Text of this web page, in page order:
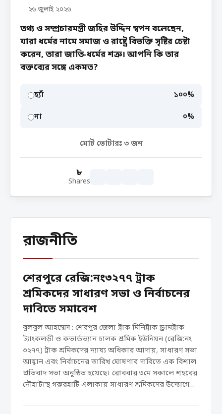
২৬ জুলাই ২০২৬
তথ্য ও সম্প্রচারমন্ত্রী জহির উদ্দিন স্বপন বলেছেন,
যারা ধর্মের নামে সমাজ ও রাষ্ট্রে বিভক্তি সৃষ্টির চেষ্টা
করেন, তারা জাতি-ধর্মের শত্রু। আপনি কি তার
বক্তব্যের সঙ্গে একমত?
হ্যাঁ ১০০%
না ০%
মোট ভোটারঃ ৩জন
৮
Shares
রাজনীতি
শেরপুরে রেজি:নং৩২৭৭ ট্রাক
শ্রমিকদের সাধারণ সভা ও নির্বাচনের
দাবিতে সমাবেশ
বুলবুল আহম্মেদ : শেরপুর জেলা ট্রাক মিনিট্রাক ড্রামট্রাক
ট্যাংকলড়ী ও কভার্ডভ্যান চালক শ্রমিক ইউনিয়ন (রেজি:নং
৩২৭৭) ট্রাক শ্রমিকদের ন্যায্য অধিকার আদায়, সাধারণ সভা
আহ্বান এবং নির্বাচনের তারিখ ঘোষণার দাবিতে এক বিশাল
প্রতিবাদ সভা অনুষ্ঠিত হয়েছে। রোববার ৩মে সকালে শহরের
নৌহাটাস্থ গরুরহাটি এলাকায় সাধারণ শ্রমিকদের উদ্যোগে
শ্রমিক ঐক্যবদ্ধ হয়ে সমাবেশস্থলে জড়ো হন। কয়েক